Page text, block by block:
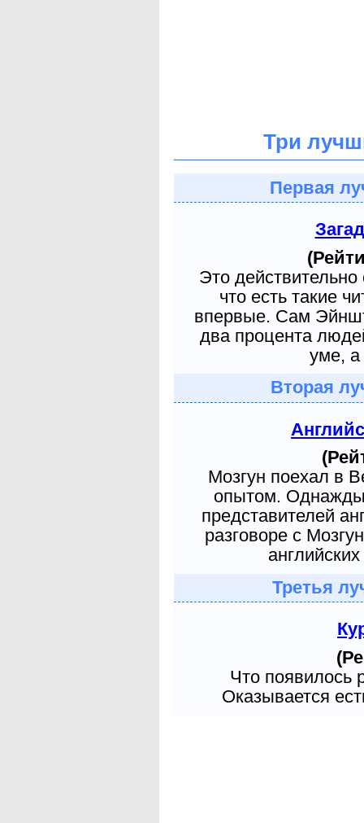
Три
Первая
Это
что есть такие
впервые. Сам
два процента
уме, а
Вторая
Мозгун поехал в
опытом. Однажды
представителей
разговоре с
Третья
Что появилось
Оказывается